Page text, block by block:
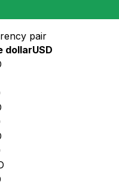
dollar
pair
dollarUSD